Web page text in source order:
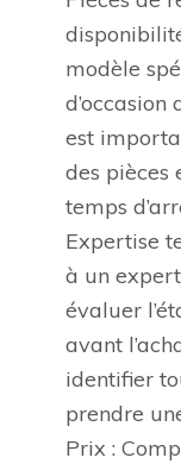
modèle
d’occasion
est
des pièces
temps
Expertise
à un
évaluer
avant
identifier
prendre
Prix :